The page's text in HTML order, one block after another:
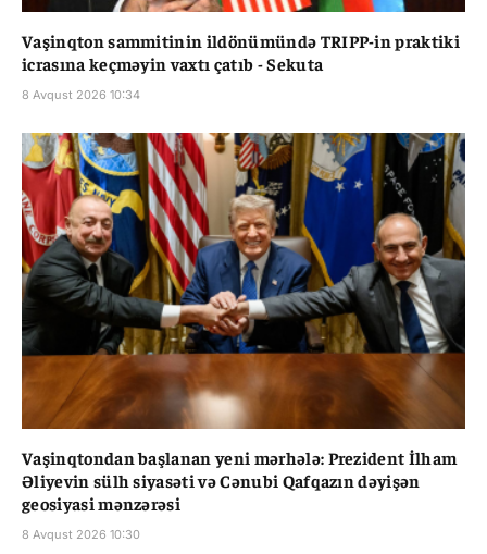
Vaşinqton sammitinin ildönümündə TRIPP-in praktiki
icrasına keçməyin vaxtı çatıb - Sekuta
8 Avqust 2026 10:34
Vaşinqtondan başlanan yeni mərhələ: Prezident İlham
Əliyevin sülh siyasəti və Cənubi Qafqazın dəyişən
geosiyasi mənzərəsi
8 Avqust 2026 10:30